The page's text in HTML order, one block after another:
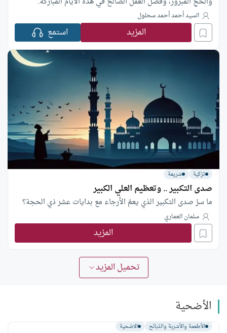
السيد أحمد أحمد سحلول
المزيد استمع
تزكية شريعة
صدى التكبير .. وتعظيم العلي الكبير
ما سرّ صدى التكبير الذي يعمّ الأرجاء مع بدايات عشر ذي الحجة؟
سلمان العماري
المزيد
تحميل المزيد
الأضحية
الأطعمة والأشربة والذبائح الاضحية